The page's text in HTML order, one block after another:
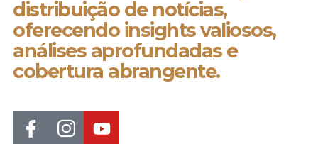
distribuição de notícias,
oferecendo insights valiosos,
análises aprofundadas e
cobertura abrangente.